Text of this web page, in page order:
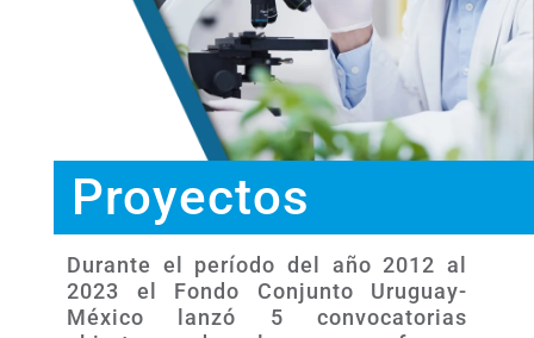
Proyectos
Durante el período del año 2012 al
2023 el Fondo Conjunto Uruguay-
México lanzó 5 convocatorias